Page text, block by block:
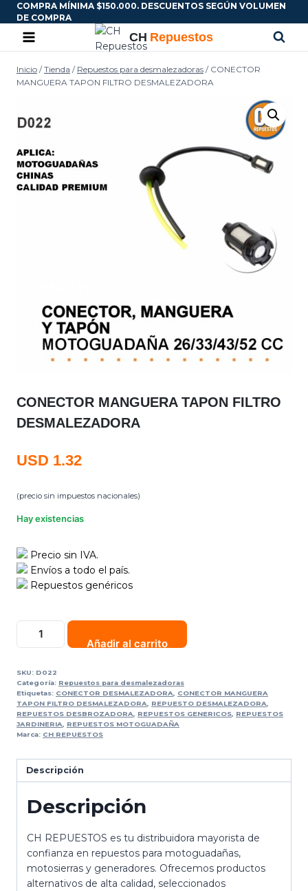
COMPRA MÍNIMA $150.000. DESCUENTOS SEGÚN VOLUMEN
DE COMPRA
Inicio / Tienda / Repuestos para desmalezadoras / CONECTOR
MANGUERA TAPON FILTRO DESMALEZADORA
CONECTOR MANGUERA TAPON FILTRO
DESMALEZADORA
USD 1.32
(precio sin impuestos nacionales)
Hay existencias
Precio sin IVA.
Envíos a todo el país.
Repuestos genéricos
Añadir al carrito
SKU: D022
Categoría: Repuestos para desmalezadoras
Etiquetas: CONECTOR DESMALEZADORA
CONECTOR MANGUERA
TAPON FILTRO DESMALEZADORA
REPUESTO DESMALEZADORA
REPUESTOS DESBROZADORA
REPUESTOS GENERICOS
REPUESTOS
JARDINERIA
REPUESTOS MOTOGUADAÑA
Marca: CH REPUESTOS
Descripción
Descripción
CH REPUESTOS es tu distribuidora mayorista de
confianza en repuestos para motoguadañas,
motosierras y generadores. Ofrecemos productos
alternativos de alta calidad, seleccionados